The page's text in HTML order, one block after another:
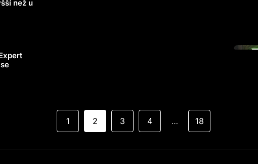
než u
1 2 3 4 … 18